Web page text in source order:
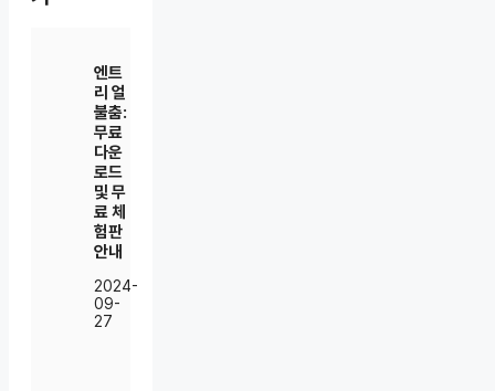
엔트
리 얼
불춤:
무료
다운
로드
및 무
료 체
험판
안내
2024-
09-
27